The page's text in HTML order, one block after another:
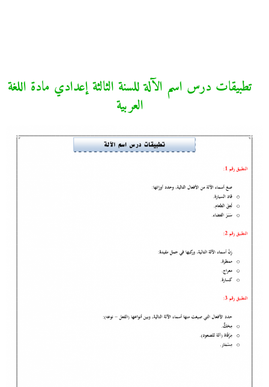
تطبيقات درس اسم الآلة للسنة الثالثة إعدادي مادة اللغة
العربية